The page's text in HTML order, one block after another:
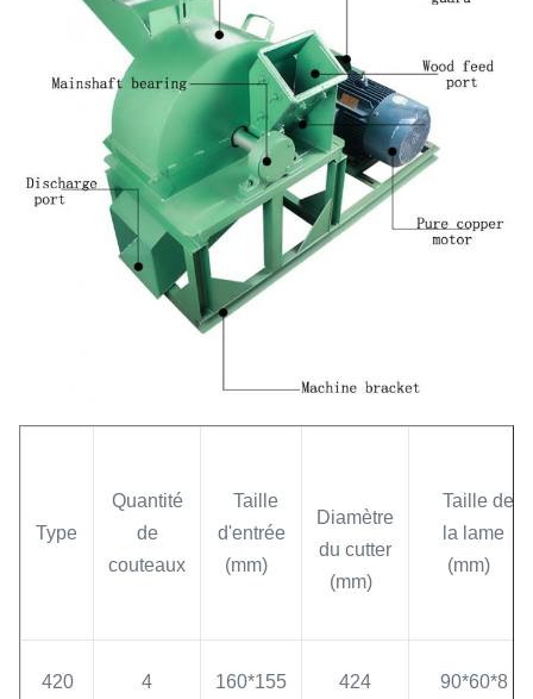
Type
Quantité
de
couteaux
Taille
d'entrée
(mm)
Diamètre
du cutter
(mm)
Taille de
la lame
(mm)
420 4 160*155 424 90*60*8